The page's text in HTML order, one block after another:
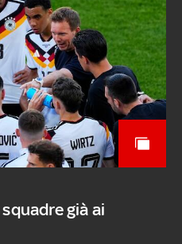
già ai